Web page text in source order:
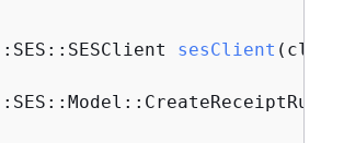
SES::SESClient sesClient